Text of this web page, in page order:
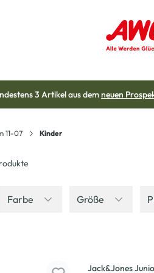
3 Artikel aus demneuen
11-07 Kinder
Farbe Größe
Jack&Jones